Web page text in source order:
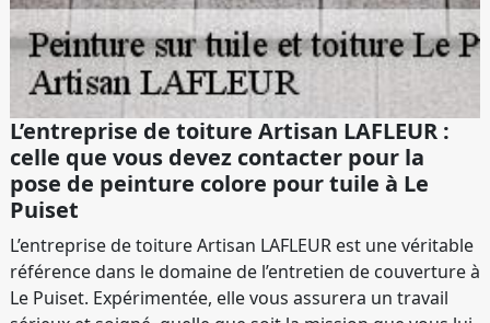
L’entreprise de toiture Artisan LAFLEUR :
celle que vous devez contacter pour la
pose de peinture colore pour tuile à Le
Puiset
L’entreprise de toiture Artisan LAFLEUR est une véritable
référence dans le domaine de l’entretien de couverture à
Le Puiset. Expérimentée, elle vous assurera un travail